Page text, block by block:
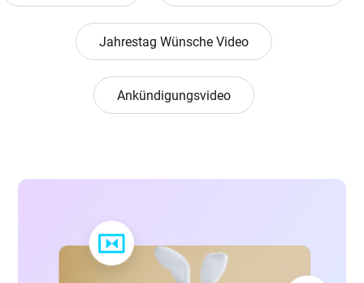
Jahrestag Wünsche Video
Ankündigungsvideo